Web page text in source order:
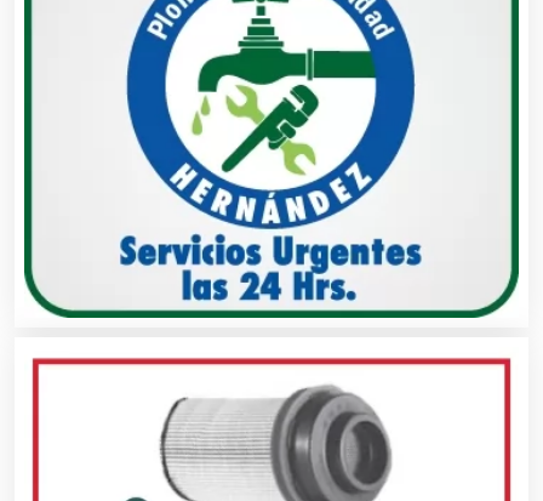
Alimentos
Almacenaje
Alquiler de Autos
Alquiler de Equipos para Fiestas
Alquiler de Sillas y Mesas
Alquiler de Trajes de Etiqueta